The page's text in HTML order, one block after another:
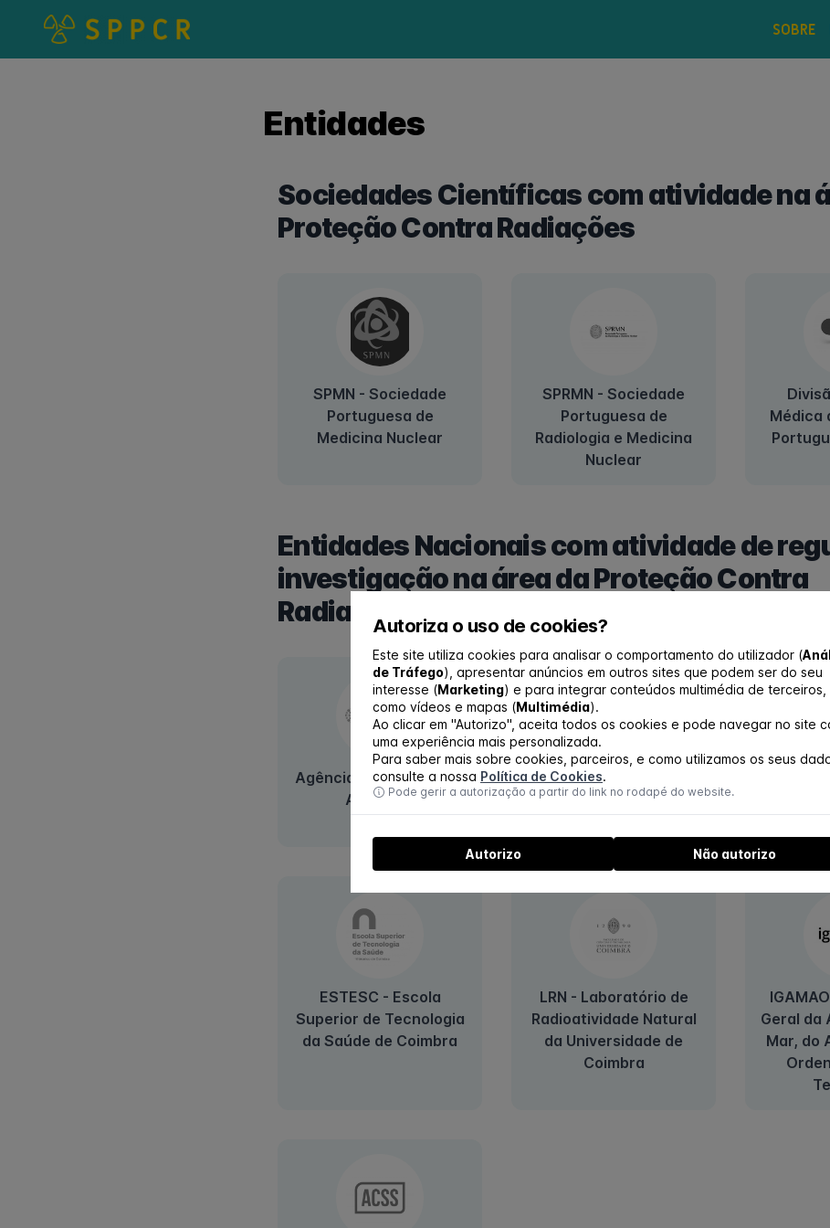
Autoriza o uso de cookies?
Este site utiliza cookies para analisar o comportamento do utilizador (
de Tráfego), apresentar anúncios em outros sites que podem ser do seu
interesse (Marketing) e para integrar conteúdos multimédia de terceiros,
como vídeos e mapas (Multimédia).
Ao clicar em "Autorizo", aceita todos os cookies e pode navegar no site
uma experiência mais personalizada.
Para saber mais sobre cookies, parceiros, e como utilizamos os seus
consulte a nossa Política de Cookies.
Pode gerir a autorização a partir do link no rodapé do website.
Autorizo Não autorizo
SOBRE
Entidades
Sociedades Científicas com atividade na
Proteção Contra Radiações
SPMN - Sociedade
Portuguesa de
Medicina Nuclear
SPRMN - Sociedade
Portuguesa de
Radiologia e Medicina
Nuclear
Médica
Entidades Nacionais com atividade de
investigação na área da Proteção Contra
Radiações
Agência Portuguesa do
Ambiente
ACT - Autoridade para
as Condições do
IST –
ESTESC - Escola
Superior de Tecnologia
da Saúde de Coimbra
LRN - Laboratório de
Radioatividade Natural
da Universidade de
Coimbra
Geral da
Mar, do